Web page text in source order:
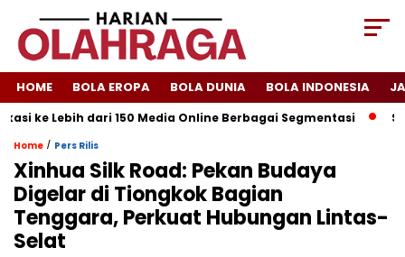
HOME BOLA EROPA BOLA DUNIA BOLA INDONESIA
ke Lebih dari 150 Media Online Berbagai Segmentasi
Home / Pers Rilis
Xinhua Silk Road: Pekan Budaya
Digelar di Tiongkok Bagian
Tenggara, Perkuat Hubungan Lintas-
Selat